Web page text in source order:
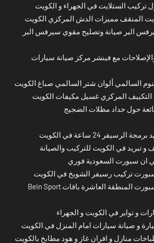
تركيب الستلايت في الجهراء و الكويت
المنقف مميزات الدش المركزي الكويت
البر صيانة وتصليح مقوي سيرفس البر
مع فينشر مركز صيانة سيارات
السالمي ألوان شتر السالمي صباغ الكويت
التكييف المركزي غسيل مكيفات الكويت
حول حداد مظلات الضجيج
24 ساعة في الكويت
و تبريد في الكويت للتركيب والصيانة
ان سبورت السعودية فوري
تركيب رسيفر الشويخ في الكويت
اشتراك بي ان سبورت المنطقة العاشرة باقات Bein Sport
و تواير في الكويت و الجهراء
و صيانة سيارات امام المنزل في الكويت
منازل و افران غاز و هود مطابخ بالكويت